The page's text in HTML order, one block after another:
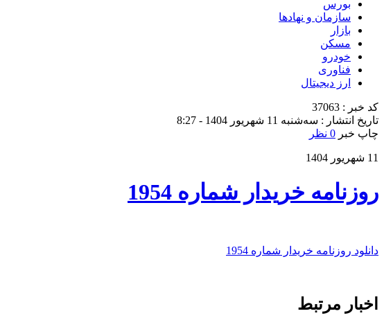
بورس
سازمان و نهادها
بازار
مسکن
خودرو
فناوری
ارز دیجیتال
کد خبر : 37063
تاریخ انتشار : سه‌شنبه 11 شهریور 1404 - 8:27
چاپ خبر 0 نظر
11 شهریور 1404
روزنامه خریدار شماره 1954
دانلود روزنامه خریدار شماره 1954
اخبار مرتبط